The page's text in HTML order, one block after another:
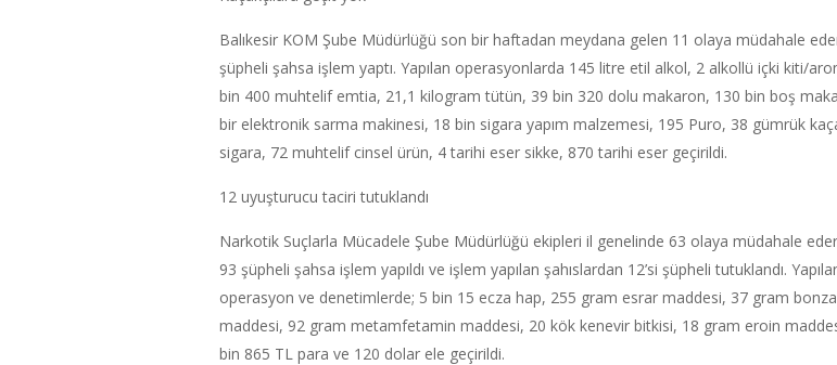
Balıkesir KOM Şube Müdürlüğü son bir haftadan meydana gelen 11 olaya müdahale
şüpheli şahsa işlem yaptı. Yapılan operasyonlarda 145 litre etil alkol, 2 alkollü içki kiti/
bin 400 muhtelif emtia, 21,1 kilogram tütün, 39 bin 320 dolu makaron, 130 bin boş
bir elektronik sarma makinesi, 18 bin sigara yapım malzemesi, 195 Puro, 38 gümrük
sigara, 72 muhtelif cinsel ürün, 4 tarihi eser sikke, 870 tarihi eser geçirildi.
12 uyuşturucu taciri tutuklandı
Narkotik Suçlarla Mücadele Şube Müdürlüğü ekipleri il genelinde 63 olaya müdahale
93 şüpheli şahsa işlem yapıldı ve işlem yapılan şahıslardan 12’si şüpheli tutuklandı.
operasyon ve denetimlerde; 5 bin 15 ecza hap, 255 gram esrar maddesi, 37 gram
maddesi, 92 gram metamfetamin maddesi, 20 kök kenevir bitkisi, 18 gram eroin
bin 865 TL para ve 120 dolar ele geçirildi.